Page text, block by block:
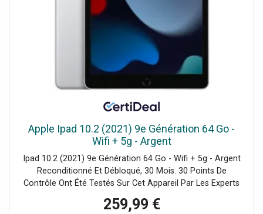
Apple Ipad 10.2 (2021) 9e Génération 64 Go -
Wifi + 5g - Argent
Ipad 10.2 (2021) 9e Génération 64 Go - Wifi + 5g - Argent
Reconditionné Et Débloqué, 30 Mois. 30 Points De
Contrôle Ont Été Testés Sur Cet Appareil Par Les Experts
259,99 €